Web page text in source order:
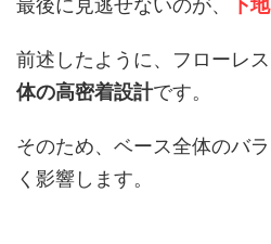
最後に見逃せないのが、 下
前述したように、フローレ
体の高密着設計です。
そのため、ベース全体のバ
く影響します。